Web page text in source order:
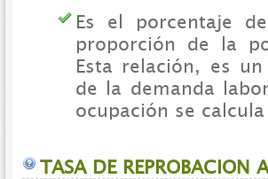
Es el porcentaje
proporción de la
Esta relación, es
de la demanda
ocupación se
TASA DE REPROBACION